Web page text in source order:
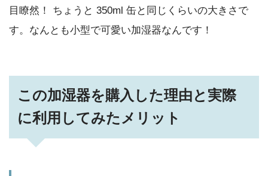
目瞭然！ ちょうと 350ml 缶と同じくらいの大きさで
す。なんとも小型で可愛い加湿器なんです！
この加湿器を購入した理由と実際
に利用してみたメリット